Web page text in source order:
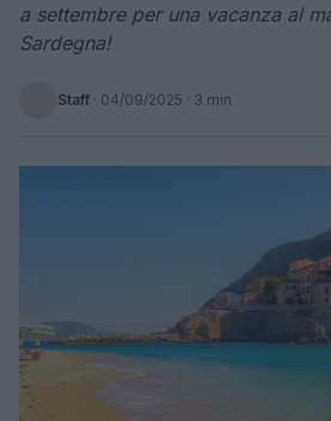
a settembre per una vacanza al
Sardegna!
Staff · 04/09/2025 · 3 min